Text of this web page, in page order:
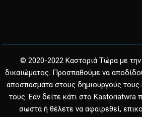
© 2020-2022 Καστοριά Τώρα με
δικαιώματος. Προσπαθούμε να
αποσπάσματα στους δημιουργούς τους
τους. Εάν δείτε κάτι στο Kastoriatwra
σωστά ή θέλετε να αφαιρεθεί,